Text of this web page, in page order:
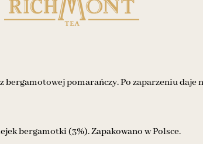
pomarańczy. Po zaparzeniu daje
bergamotki (3%). Zapakowano w Polsce.